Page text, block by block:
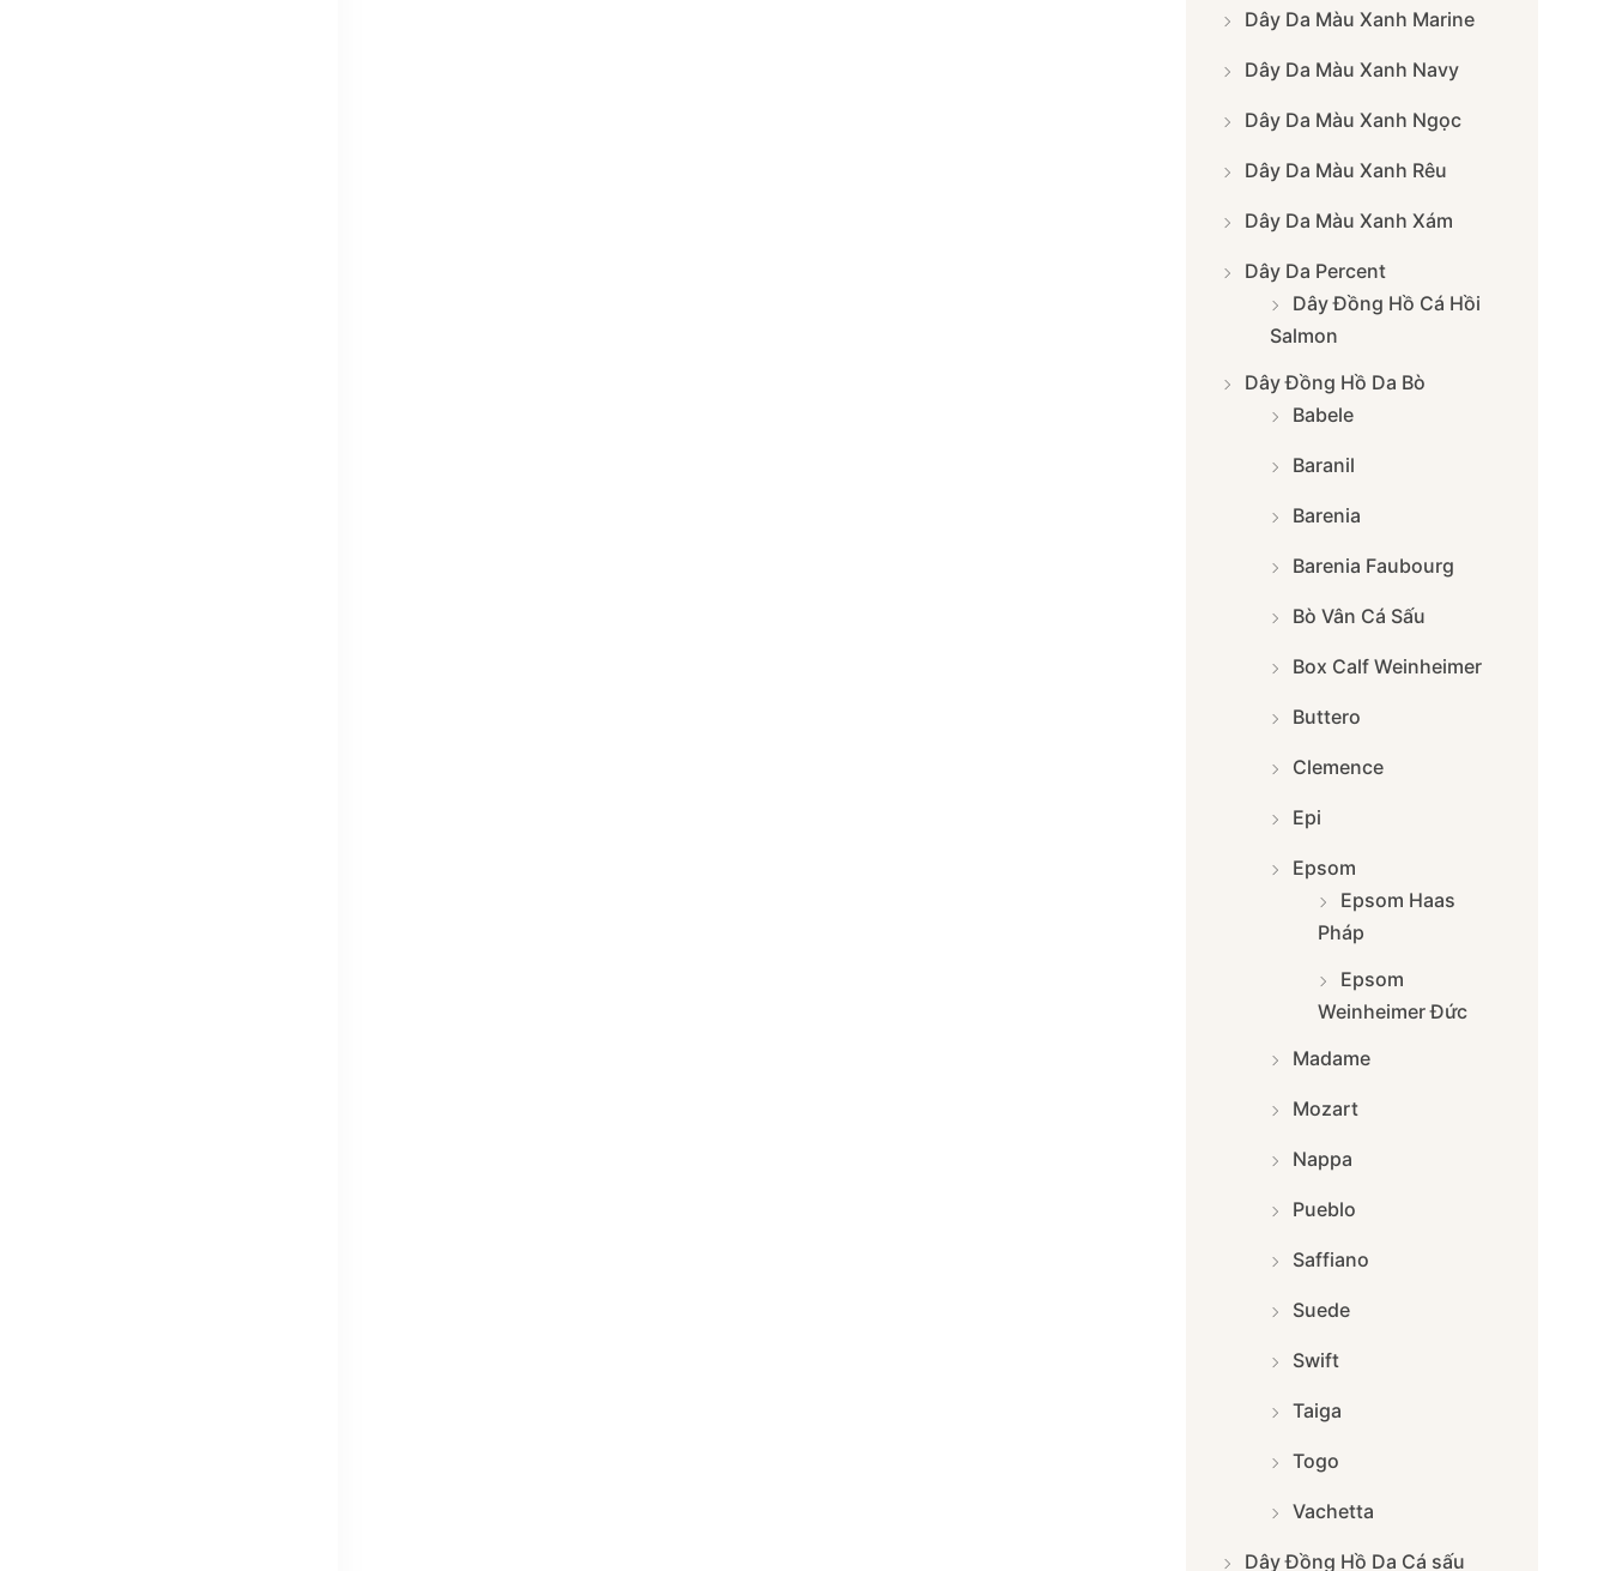
Dây Da Màu Xanh Marine
Dây Da Màu Xanh Navy
Dây Da Màu Xanh Ngọc
Dây Da Màu Xanh Rêu
Dây Da Màu Xanh Xám
Dây Da Percent
Dây Đồng Hồ Cá Hồi
Salmon
Dây Đồng Hồ Da Bò
Babele
Baranil
Barenia
Barenia Faubourg
Bò Vân Cá Sấu
Box Calf Weinheimer
Buttero
Clemence
Epi
Epsom
Epsom Haas
Pháp
Epsom
Weinheimer Đức
Madame
Mozart
Nappa
Pueblo
Saffiano
Suede
Swift
Taiga
Togo
Vachetta
Dây Đồng Hồ Da Cá sấu